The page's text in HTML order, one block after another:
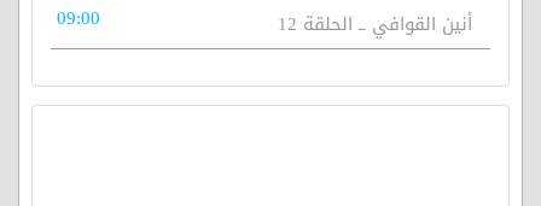
أنين القوافي ــ الحلقة 12 09:00